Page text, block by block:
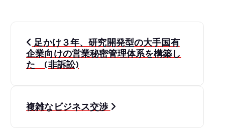
投
稿
ビ
足かけ３年、研究開発型の大手国有
企業向けの営業秘密管理体系を構築し
た (非訴訟)
複雑なビジネス交渉